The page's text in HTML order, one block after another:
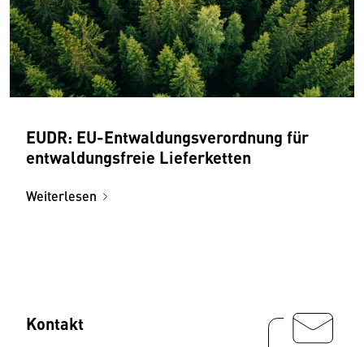
EUDR: EU-Entwaldungsverordnung für
entwaldungsfreie Lieferketten
Weiterlesen
Kontakt